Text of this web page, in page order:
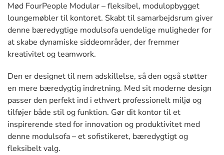
Mød FourPeople Modular – fleksibel, modulopbygget
loungemøbler til kontoret. Skabt til samarbejdsrum giver
denne bæredygtige modulsofa uendelige muligheder for
at skabe dynamiske siddeområder, der fremmer
kreativitet og teamwork.
Den er designet til nem adskillelse, så den også støtter
en mere bæredygtig indretning. Med sit moderne design
passer den perfekt ind i ethvert professionelt miljø og
tilføjer både stil og funktion. Gør dit kontor til et
inspirerende sted for innovation og produktivitet med
denne modulsofa – et sofistikeret, bæredygtigt og
fleksibelt valg.